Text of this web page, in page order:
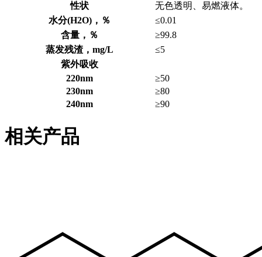
性状
无色透明、易燃液体。
水分(H2O)，％
≤0.01
含量，％
≥99.8
蒸发残渣，mg/L
≤5
紫外吸收
220nm
≥50
230nm
≥80
240nm
≥90
相关产品